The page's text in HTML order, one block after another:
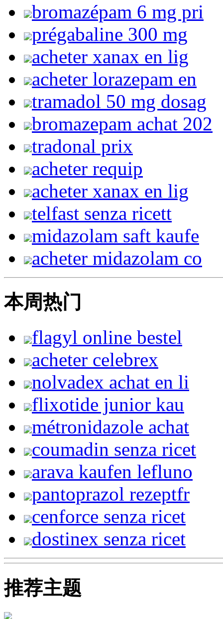
bromazépam 6 mg pri
prégabaline 300 mg
acheter xanax en lig
acheter lorazepam en
tramadol 50 mg dosag
bromazepam achat 202
tradonal prix
acheter requip
acheter xanax en lig
telfast senza ricett
midazolam saft kaufe
acheter midazolam co
本周热门
flagyl online bestel
acheter celebrex
nolvadex achat en li
flixotide junior kau
métronidazole achat
coumadin senza ricet
arava kaufen lefluno
pantoprazol rezeptfr
cenforce senza ricet
dostinex senza ricet
推荐主题